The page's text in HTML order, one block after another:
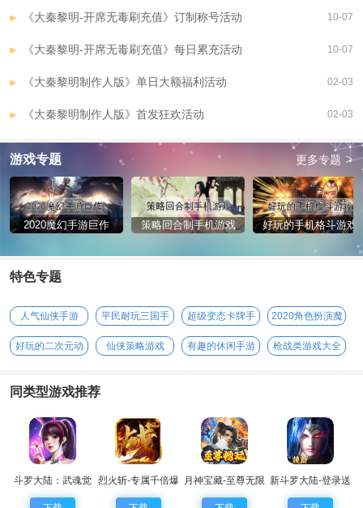
《大秦黎明-开席无毒刷充值》订制称号活动 10-07
《大秦黎明-开席无毒刷充值》每日累充活动 10-07
《大秦黎明制作人版》单日大额福利活动 02-03
《大秦黎明制作人版》首发狂欢活动 02-03
游戏专题 更多专题 >
2020魔幻手游巨作 策略回合制手机游戏 好玩的手机格斗游戏
特色专题
人气仙侠手游
平民耐玩三国手
游
超级变态卡牌手
游
2020角色扮演魔
幻手游
好玩的二次元动
仙侠策略游戏 有趣的休闲手游 枪战类游戏大全
同类型游戏推荐
斗罗大陆：武魂觉
醒
烈火斩-专属千倍爆 月神宝藏-至尊无限
券
新斗罗大陆-登录送
sss魂师